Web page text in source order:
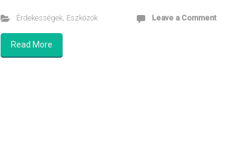
Érdekességek, Eszközök Leave a Comment
Read More